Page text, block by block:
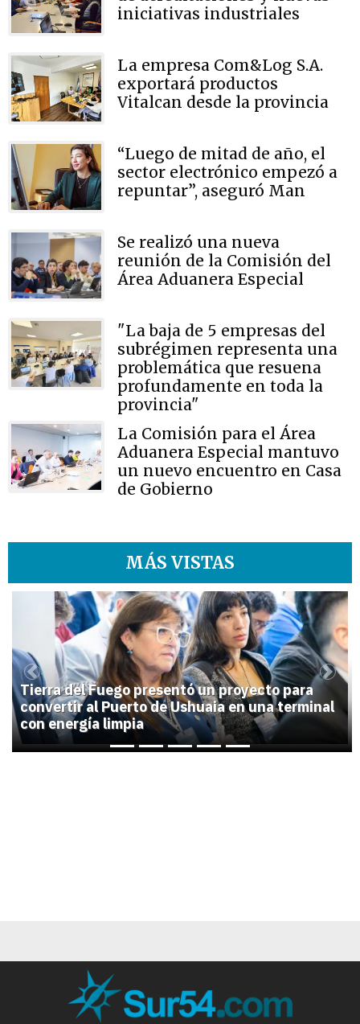
iniciativas industriales
La empresa Com&Log S.A.
exportará productos
Vitalcan desde la provincia
“Luego de mitad de año, el
sector electrónico empezó a
repuntar”, aseguró Man
Se realizó una nueva
reunión de la Comisión del
Área Aduanera Especial
"La baja de 5 empresas del
subrégimen representa una
problemática que resuena
profundamente en toda la
provincia"
La Comisión para el Área
Aduanera Especial mantuvo
un nuevo encuentro en Casa
de Gobierno
MÁS VISTAS
1
Tierra del Fuego presentó un proyecto para
convertir al Puerto de Ushuaia en una terminal
con energía limpia
Previous Next